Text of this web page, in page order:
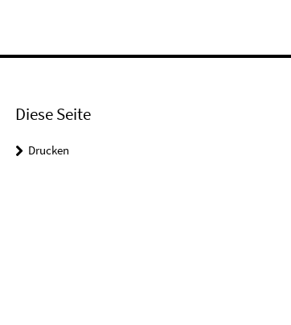
Diese Seite
Drucken